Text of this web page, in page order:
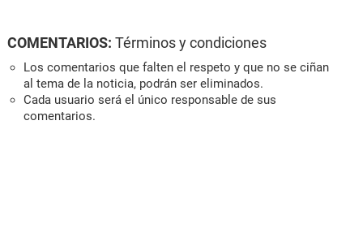
COMENTARIOS: Términos y condiciones
Los comentarios que falten el respeto y que no se ciñan
al tema de la noticia, podrán ser eliminados.
Cada usuario será el único responsable de sus
comentarios.